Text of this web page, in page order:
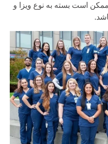
است بسته به نوع ویزا و